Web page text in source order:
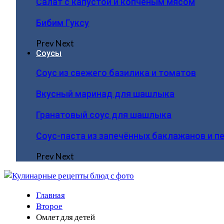
Бибим Гуксу
PrevNext
Соусы
Соус из свежего базилика и томатов
Вкусный маринад для шашлыка
Гранатовый соус для шашлыка
Соус-паста из запечённых баклажанов и
PrevNext
Главная
Второе
Омлет для детей